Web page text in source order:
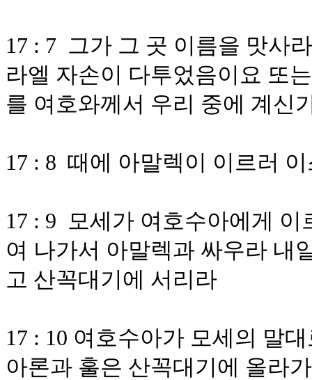
17 : 7 그가 그 곳 이름을 맛사
라엘 자손이 다투었음이요 또
를 여호와께서 우리 중에 계신
17 : 8 때에 아말렉이 이르러
17 : 9 모세가 여호수아에게
여 나가서 아말렉과 싸우라 내
고 산꼭대기에 서리라
17 : 10 여호수아가 모세의 말
아론과 훌은 산꼭대기에 올라